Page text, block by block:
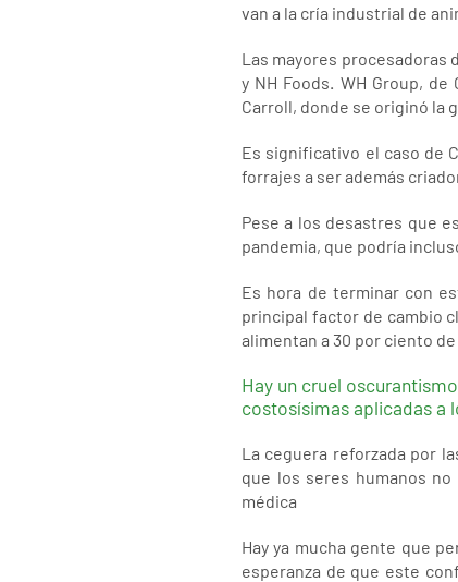
van a la cría industrial de
Las mayores procesadoras
y NH Foods. WH Group,
Carroll, donde se originó la
Es significativo el caso de
forrajes a ser además
Pese a los desastres que
pandemia, que podría
Es hora de terminar con
principal factor de cambio
alimentan a 30 por ciento
Hay un cruel
costosísimas aplicadas a
La ceguera reforzada por
que los seres humanos
médica
Hay ya mucha gente que
esperanza de que este